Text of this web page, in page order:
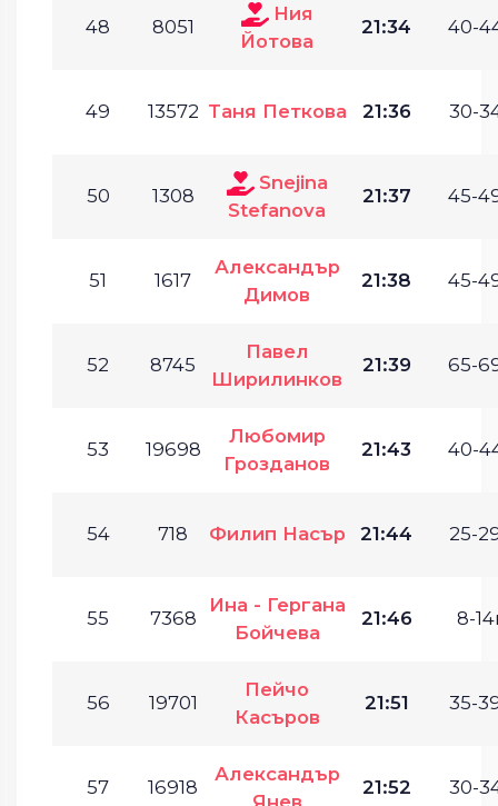
48 8051
Ния
Йотова
21:34 40-
49 13572 Таня Петкова 21:36 30-
50 1308
Snejina
Stefanova
21:37 45-
51 1617
Александър
Димов
21:38 45-
52 8745
Павел
Ширилинков
21:39 65-
53 19698
Любомир
Грозданов
21:43 40-
54 718 Филип Насър 21:44 25-
55 7368
Ина - Гергана
Бойчева
21:46 8-
56 19701
Пейчо
Касъров
21:51 35-
57 16918
Александър
Янев
21:52 30-